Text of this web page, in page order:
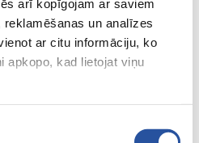
arī kopīgojam ar saviem
un analīzes
ar citu informāciju, ko
apkopo, kad lietojat viņu
ценами и
где
является нашей
doma i sada!